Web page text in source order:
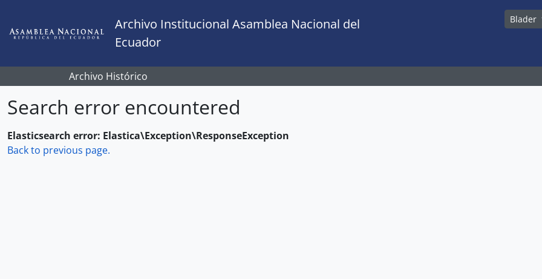
Archivo Institucional Asamblea Nacional del
Ecuador
Blader
Archivo Histórico
Search error encountered
Elasticsearch error: Elastica\Exception\ResponseException
Back to previous page.